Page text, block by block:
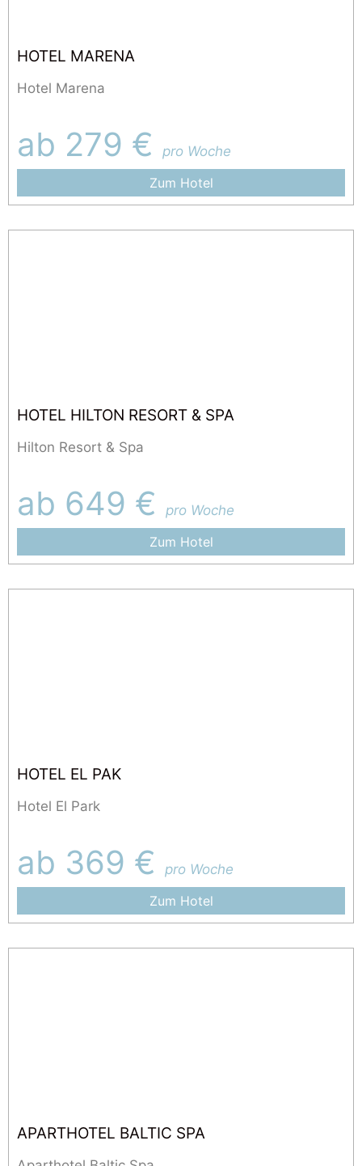
HOTEL MARENA
Hotel Marena
ab 279 €
pro Woche
Zum Hotel
HOTEL HILTON RESORT & SPA
Hilton Resort & Spa
ab 649 €
pro Woche
Zum Hotel
HOTEL EL PAK
Hotel El Park
ab 369 €
pro Woche
Zum Hotel
APARTHOTEL BALTIC SPA